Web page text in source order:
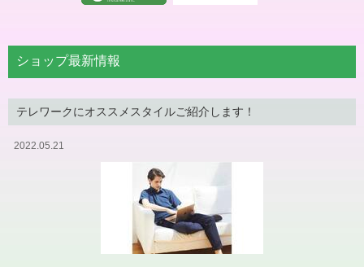
ショップ最新情報
テレワークにオススメスタイルご紹介します！
2022.05.21